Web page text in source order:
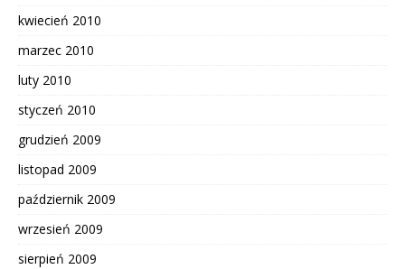
kwiecień 2010
marzec 2010
luty 2010
styczeń 2010
grudzień 2009
listopad 2009
październik 2009
wrzesień 2009
sierpień 2009